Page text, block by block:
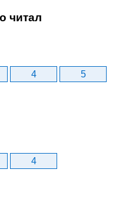
читал
4 5
4